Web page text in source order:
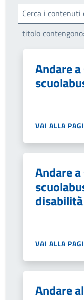
Cerca i contenuti
titolo contengono:
Andare
VAI ALLA
Andare
disabilità
VAI ALLA
Andare